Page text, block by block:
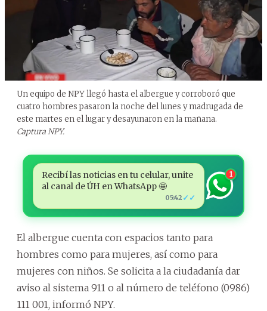
Un equipo de NPY llegó hasta el albergue y corroboró que
cuatro hombres pasaron la noche del lunes y madrugada de
este martes en el lugar y desayunaron en la mañana.
Captura NPY.
Recibí las noticias en tu celular, unite
al canal de ÚH en WhatsApp 🤩
05:42 ✓✓
1
El albergue cuenta con espacios tanto para
hombres como para mujeres, así como para
mujeres con niños. Se solicita a la ciudadanía dar
aviso al sistema 911 o al número de teléfono (0986)
111 001, informó NPY.